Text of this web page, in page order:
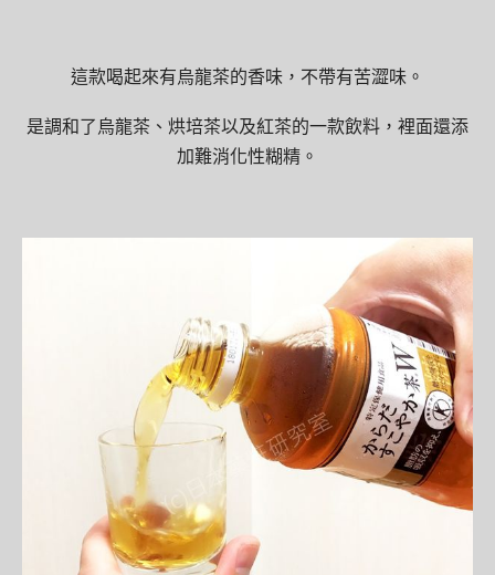
這款喝起來有烏龍茶的香味，不帶有苦澀味。
是調和了烏龍茶、烘培茶以及紅茶的一款飲料，裡面還添
加難消化性糊精。